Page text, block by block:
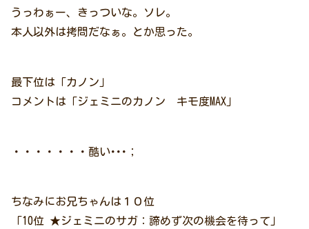
うっわぁー、きっついな。ソレ。
本人以外は拷問だなぁ。とか思った。
最下位は「カノン」
コメントは「ジェミニのカノン キモ度MAX」
・・・・・・・酷い･･･；
ちなみにお兄ちゃんは１０位
「10位 ★ジェミニのサガ：諦めず次の機会を待って」